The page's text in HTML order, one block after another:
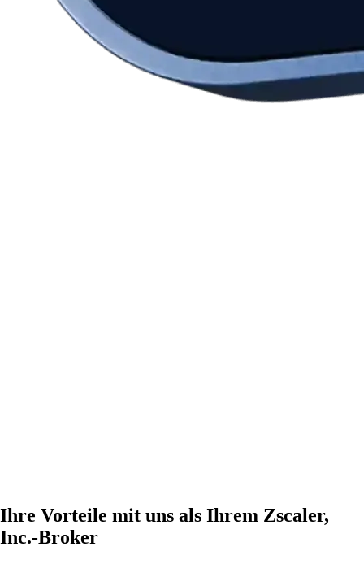
Ihre Vorteile mit uns als Ihrem Zscaler,
Inc.-Broker